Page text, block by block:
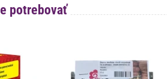
potrebovať